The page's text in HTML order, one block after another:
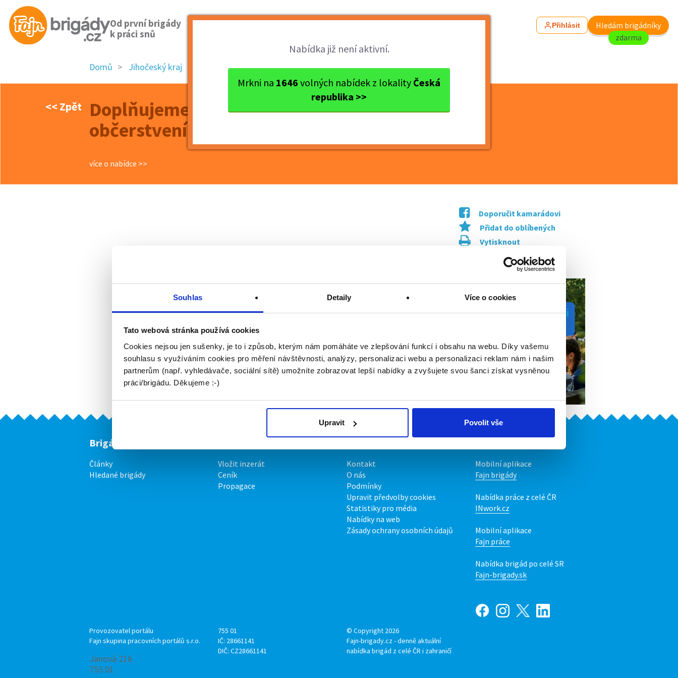
Souhlas Detaily Více o cookies
Tato webová stránka používá cookies
Cookies nejsou jen sušenky, je to i způsob, kterým nám pomáháte ve zlepšování funkcí i obsahu na webu. Díky vašemu
souhlasu s využíváním cookies pro měření návštěvnosti, analýzy, personalizaci webu a personalizaci reklam nám i našim
partnerům (např. vyhledávače, sociální sítě) umožníte zobrazovat lepší nabídky a zvyšujete svou šanci získat vysněnou
práci/brigádu. Děkujeme :-)
Upravit Povolit vše
Od první brigády
k práci snů
Přihlásit
Hledám brigádníky
zdarma
Nabídka již není aktivní.
Mrkni na 1646 volných nabídek z lokality Česká
republika >>
Domů Jihočeský kraj okres Český Krumlov Český Krumlov Doplňujeme tým do vodáckého...
<< Zpět
Doplňujeme tým do vodáckého
občerstvení na Vltavě 160-200,-/hod
více o nabídce >>
Doporučit kamarádovi
Přidat do oblíbených
Vytisknout
Upozornit na inzerát
Brigádníci
Články
Hledané brigády
Vložit inzerát
Ceník
Propagace
Kontakt
O nás
Podmínky
Upravit předvolby cookies
Statistiky pro média
Nabídky na web
Zásady ochrany osobních údajů
Mobilní aplikace
Fajn brigády
Nabídka práce z celé ČR
INwork.cz
Mobilní aplikace
Fajn práce
Nabídka brigád po celé SR
Fajn-brigady.sk
Provozovatel portálu
Fajn skupina pracovních portálů s.r.o.
Janová 216
755 01
755 01
IČ: 28661141
DIČ: CZ28661141
© Copyright 2026
Fajn-brigady.cz - denně aktuální
nabídka brigád z celé ČR i zahraničí